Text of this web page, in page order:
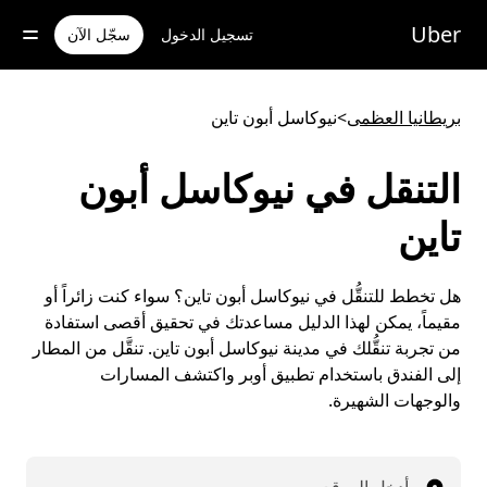
للوصول
المحتوى
Uber تسجيل الدخول سجّل الآن
بريطانيا العظمى>نيوكاسل أبون تاين
التنقل في نيوكاسل أبون
تاين
هل تخطط للتنقُّل في نيوكاسل أبون تاين؟ سواء كنت زائراً أو
مقيماً، يمكن لهذا الدليل مساعدتك في تحقيق أقصى استفادة
من تجربة تنقُّلك في مدينة نيوكاسل أبون تاين. تنقَّل من المطار
إلى الفندق باستخدام تطبيق أوبر واكتشف المسارات
والوجهات الشهيرة.